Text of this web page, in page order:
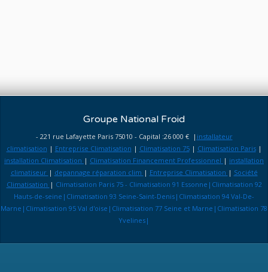
Groupe National Froid
- 221 rue Lafayette Paris 75010 - Capital :26 000 € | installateur
climatisation | Entreprise Climatisation | Climatisation 75| Climatisation Paris|
installation Climatisation | Climatisation Financement Professionnel | installation
climatiseur | depannage réparation clim | Entreprise Climatisation | Société
Climatisation | Climatisation Paris 75 - Climatisation 91 Essonne|Climatisation 92
Hauts-de-seine|Climatisation 93 Seine-Saint-Denis|Climatisation 94 Val-De-
Marne|Climatisation 95 Val d'oise|Climatisation 77 Seine et Marne|Climatisation 78
Yvelines|